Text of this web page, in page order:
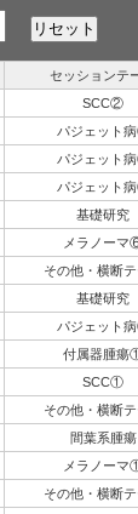
セッションテ
SCC②
パジェット
パジェット
パジェット
基礎研究
メラノーマ
その他・横断
基礎研究
パジェット
付属器腫瘍
SCC①
その他・横断
間葉系腫瘍
メラノーマ
その他・横断